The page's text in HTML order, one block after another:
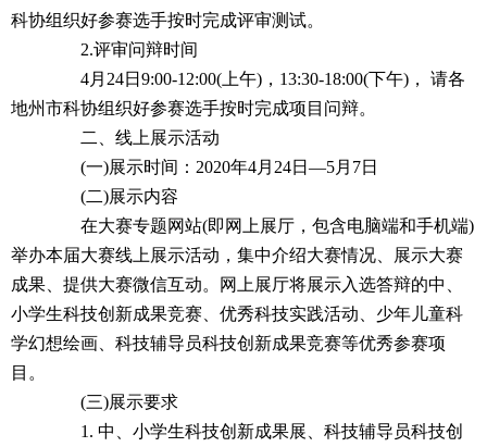
科协组织好参赛选手按时完成评审测试。
2.评审问辩时间
4月24日9:00-12:00(上午)，13:30-18:00(下午)， 请各
地州市科协组织好参赛选手按时完成项目问辩。
二、线上展示活动
(一)展示时间：2020年4月24日—5月7日
(二)展示内容
在大赛专题网站(即网上展厅，包含电脑端和手机端)
举办本届大赛线上展示活动，集中介绍大赛情况、展示大赛
成果、提供大赛微信互动。网上展厅将展示入选答辩的中、
小学生科技创新成果竞赛、优秀科技实践活动、少年儿童科
学幻想绘画、科技辅导员科技创新成果竞赛等优秀参赛项
目。
(三)展示要求
1. 中、小学生科技创新成果展、科技辅导员科技创